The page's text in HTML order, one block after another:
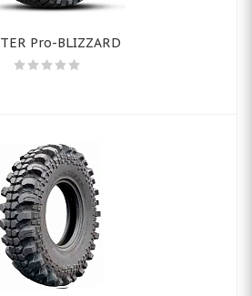
Pro-BLIZZARD